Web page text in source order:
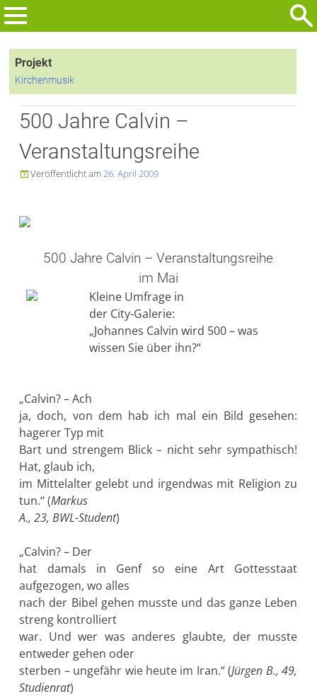
Zum
Inhalt
nach:Projekt
Kirchenmusik
500 Jahre Calvin –
Veranstaltungsreihe
Veröffentlicht am26. April 2009
500 Jahre Calvin – Veranstaltungsreihe
im Mai
Kleine Umfrage in
der City-Galerie:
„Johannes Calvin wird 500 – was
wissen Sie über ihn?“
„Calvin? – Ach
ja, doch, von dem hab ich mal ein Bild gesehen:
hagerer Typ mit
Bart und strengem Blick – nicht sehr sympathisch!
Hat, glaub ich,
im Mittelalter gelebt und irgendwas mit Religion zu
tun.“ (Markus
A., 23, BWL-Student)
„Calvin? – Der
hat damals in Genf so eine Art Gottesstaat
aufgezogen, wo alles
nach der Bibel gehen musste und das ganze Leben
streng kontrolliert
war. Und wer was anderes glaubte, der musste
entweder gehen oder
sterben – ungefähr wie heute im Iran.“ (Jürgen B., 49,
Studienrat)